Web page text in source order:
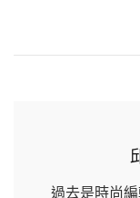
過去是時尚